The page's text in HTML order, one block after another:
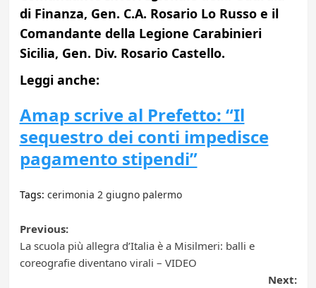
di Finanza, Gen. C.A. Rosario Lo Russo e il
Comandante della Legione Carabinieri
Sicilia, Gen. Div. Rosario Castello.
Leggi anche:
Amap scrive al Prefetto: “Il
sequestro dei conti impedisce
pagamento stipendi”
Tags: cerimonia 2 giugno palermo
Post
navigation
Previous:
La scuola più allegra d’Italia è a Misilmeri: balli e
coreografie diventano virali – VIDEO
Next: